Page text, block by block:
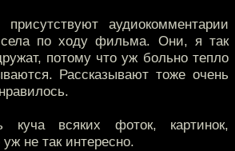
аудиокомментарии
по ходу фильма. Они, я так
потому что уж больно тепло
Рассказывают тоже очень
всяких фоток, картинок,
не так интересно.